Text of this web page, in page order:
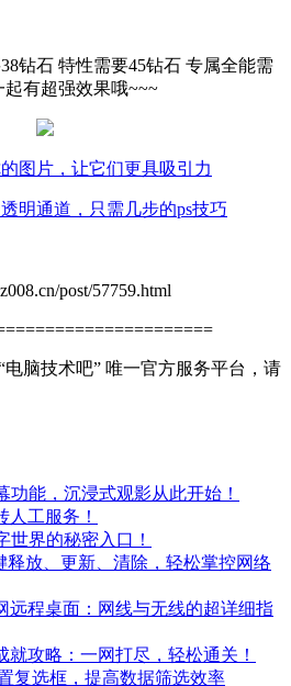
钻石 特性需要45钻石 专属全能需
有超强效果哦~~~
图片，让它们更具吸引力
明通道，只需几步的ps技巧
post/57759.html
电脑技术吧” 唯一官方服务平台，请
功能，沉浸式观影从此开始！
人工服务！
世界的秘密入口！
释放、更新、清除，轻松掌控网络
远程桌面：网线与无线的超详细指
就攻略：一网打尽，轻松通关！
复选框，提高数据筛选效率